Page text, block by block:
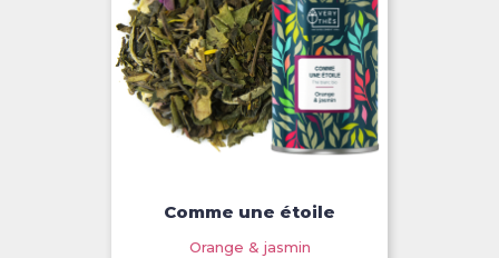
Comme une étoile
Orange & jasmin